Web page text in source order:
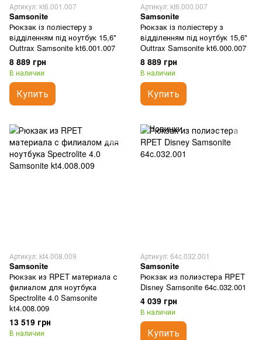
Артикул: kt6.001.007
Samsonite
Рюкзак із поліестеру з
відділенням під ноутбук 15,6"
Outtrax Samsonite kt6.001.007
8 889 грн
В наличии
Купить
Артикул: kt6.000.007
Samsonite
Рюкзак із поліестеру з
відділенням під ноутбук 15,6"
Outtrax Samsonite kt6.000.007
8 889 грн
В наличии
Купить
Артикул: kt4.008.009
Samsonite
Рюкзак из RPET материала с
филиалом для ноутбука
Spectrolite 4.0 Samsonite
kt4.008.009
13 519 грн
В наличии
Артикул: 64c.032.001
Samsonite
Рюкзак из полиэстера RPET
Disney Samsonite 64c.032.001
4 039 грн
В наличии
Купить